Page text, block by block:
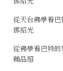
從天台佛學看
鄧紹光
從佛學看巴特
賴品超